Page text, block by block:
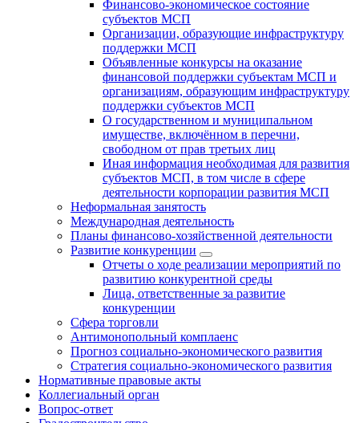
Финансово-экономическое состояние
субъектов МСП
Организации, образующие инфраструктуру
поддержки МСП
Объявленные конкурсы на оказание
финансовой поддержки субъектам МСП и
организациям, образующим инфраструктуру
поддержки субъектов МСП
О государственном и муниципальном
имуществе, включённом в перечни,
свободном от прав третьих лиц
Иная информация необходимая для развития
субъектов МСП, в том числе в сфере
деятельности корпорации развития МСП
Неформальная занятость
Международная деятельность
Планы финансово-хозяйственной деятельности
Развитие конкуренции
Отчеты о ходе реализации мероприятий по
развитию конкурентной среды
Лица, ответственные за развитие
конкуренции
Сфера торговли
Антимонопольный комплаенс
Прогноз социально-экономического развития
Стратегия социально-экономического развития
Нормативные правовые акты
Коллегиальный орган
Вопрос-ответ